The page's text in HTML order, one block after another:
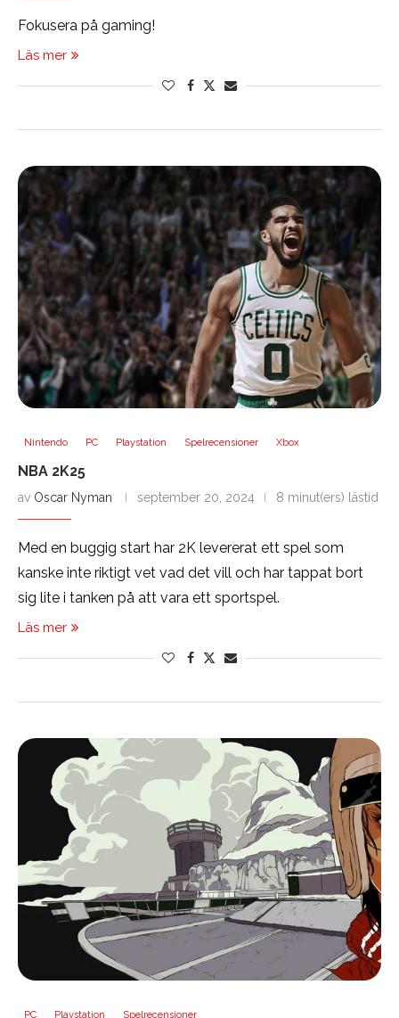
Fokusera på gaming!
Läs mer
Nintendo PC Playstation Spelrecensioner Xbox
NBA 2K25
av Oscar Nyman september 20, 2024 8 minut(ers) lästid
Med en buggig start har 2K levererat ett spel som
kanske inte riktigt vet vad det vill och har tappat bort
sig lite i tanken på att vara ett sportspel.
Läs mer
PC Playstation Spelrecensioner